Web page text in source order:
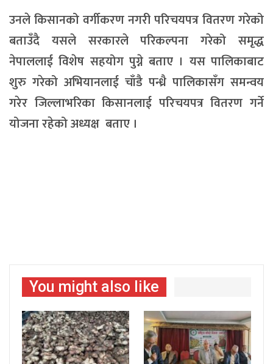
उनले किसानको वर्गीकरण नगरी परिचयपत्र वितरण गरेको
बताउँदै यसले सरकारले परिकल्पना गरेको समृद्ध
नेपाललाई विशेष सहयोग पुग्ने बताए । यस पालिकाबाट
शुरु गरेको अभियानलाई चाँडै पन्ध्रै पालिकासँग समन्वय
गरेर जिल्लाभरिका किसानलाई परिचयपत्र वितरण गर्ने
योजना रहेको अध्यक्ष बताए ।
You might also like